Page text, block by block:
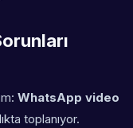
WhatsApp video
toplanıyor.